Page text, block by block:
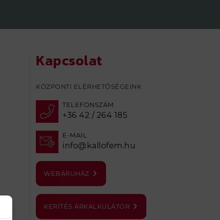
Kapcsolat
KÖZPONTI ELÉRHETŐSÉGEINK
TELEFONSZÁM
+36 42 / 264 185
E-MAIL
info@kallofem.hu
WEBÁRUHÁZ
KERÍTÉS ÁRKALKULÁTOR